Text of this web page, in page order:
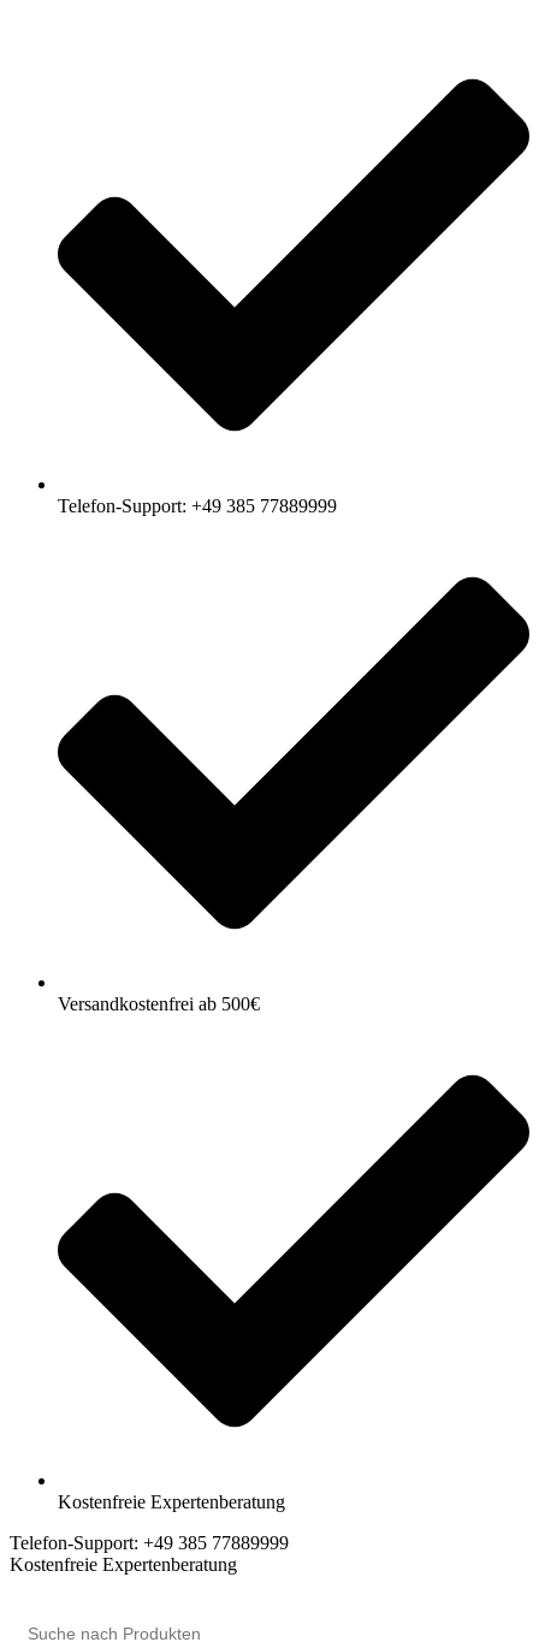
Telefon-Support: +49 385 77889999
Versandkostenfrei ab 500€
Kostenfreie Expertenberatung
Telefon-Support: +49 385 77889999
Kostenfreie Expertenberatung